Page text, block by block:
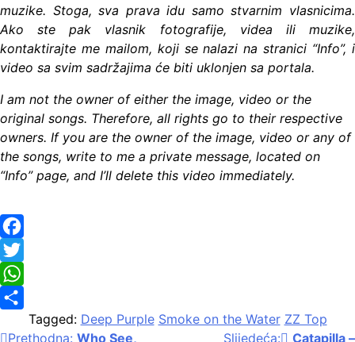
muzike. Stoga, sva prava idu samo stvarnim vlasnicima.
Ako ste pak vlasnik fotografije, videa ili muzike,
kontaktirajte me mailom, koji se nalazi na stranici “Info”, i
video sa svim sadržajima će biti uklonjen sa portala.
I am not the owner of either the image, video or the
original songs. Therefore, all rights go to their respective
owners. If you are the owner of the image, video or any of
the songs, write to me a private message, located on
“Info” page, and I’ll delete this video immediately.
Facebook
Twitter
WhatsApp
ShareTagged: Deep Purple Smoke on the Water ZZ Top
Prethodna: Who See, Slijedeća: Catapilla –